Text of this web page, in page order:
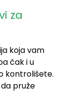
za
koja vam
čak i u
kontrolišete.
pruže